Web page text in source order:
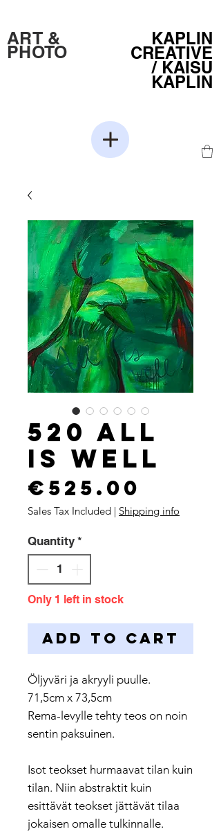
KAPLIN
CREATIVE
/KAISU
KAPLIN
ART &
PHOTO
520 All
is well
€525.00
Sales Tax Included | Shipping info
Quantity *
Only 1 left in stock
Add to Cart
Öljyväri ja akryyli puulle.
71,5cm x 73,5cm
Rema-levylle tehty teos on noin
sentin paksuinen.
Isot teokset hurmaavat tilan kuin
tilan. Niin abstraktit kuin
esittävät teokset jättävät tilaa
jokaisen omalle tulkinnalle.